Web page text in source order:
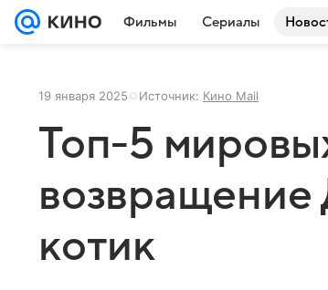
Фильмы Сериалы
19 января 2025 Источник: Кино Mail
Топ-5
котик